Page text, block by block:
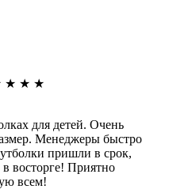
★ ★ ★
для детей. Очень
Менеджеры быстро
пришли в срок,
в восторге! Приятно
всем!